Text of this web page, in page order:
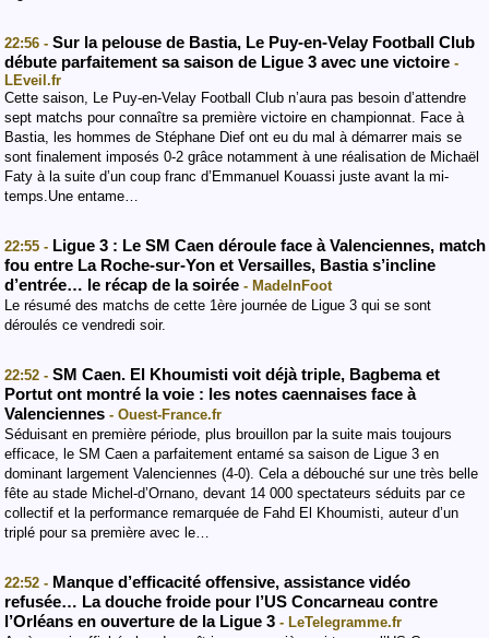
22:56 - Sur la pelouse de Bastia, Le Puy-en-Velay Football Club
débute parfaitement sa saison de Ligue 3 avec une victoire -
LEveil.fr
Cette saison, Le Puy-en-Velay Football Club n’aura pas besoin d’attendre
sept matchs pour connaître sa première victoire en championnat. Face à
Bastia, les hommes de Stéphane Dief ont eu du mal à démarrer mais se
sont finalement imposés 0-2 grâce notamment à une réalisation de Michaël
Faty à la suite d’un coup franc d’Emmanuel Kouassi juste avant la mi-
temps.Une entame…
22:55 - Ligue 3 : Le SM Caen déroule face à Valenciennes, match
fou entre La Roche-sur-Yon et Versailles, Bastia s’incline
d’entrée… le récap de la soirée - MadeInFoot
Le résumé des matchs de cette 1ère journée de Ligue 3 qui se sont
déroulés ce vendredi soir.
22:52 - SM Caen. El Khoumisti voit déjà triple, Bagbema et
Portut ont montré la voie : les notes caennaises face à
Valenciennes - Ouest-France.fr
Séduisant en première période, plus brouillon par la suite mais toujours
efficace, le SM Caen a parfaitement entamé sa saison de Ligue 3 en
dominant largement Valenciennes (4-0). Cela a débouché sur une très belle
fête au stade Michel-d’Ornano, devant 14 000 spectateurs séduits par ce
collectif et la performance remarquée de Fahd El Khoumisti, auteur d’un
triplé pour sa première avec le…
22:52 - Manque d’efficacité offensive, assistance vidéo
refusée… La douche froide pour l’US Concarneau contre
l’Orléans en ouverture de la Ligue 3 - LeTelegramme.fr